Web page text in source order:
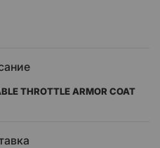
THROTTLE ARMOR COAT